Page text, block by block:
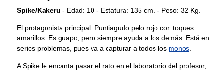
Spike/Kakeru - Edad: 10 - Estatura: 135 cm. - Peso: 32 Kg.
El protagonista principal. Puntiagudo pelo rojo con toques
amarillos. Es guapo, pero siempre ayuda a los demás. Está en
serios problemas, pues va a capturar a todos los monos
A Spike le encanta pasar el rato en el laboratorio del profesor,